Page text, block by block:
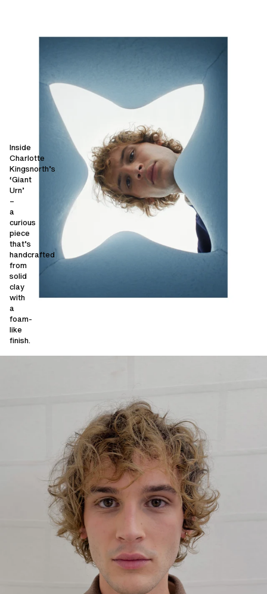
Inside
Charlotte
Kingsnorth’s
‘Giant
Urn’
–
a
curious
piece
that’s
handcrafted
from
solid
clay
with
a
foam-
like
finish.